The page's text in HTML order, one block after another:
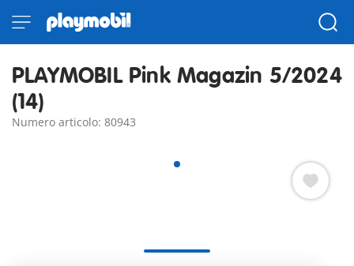
PLAYMOBIL Pink Magazin 5/2024
(14)
Numero articolo: 80943